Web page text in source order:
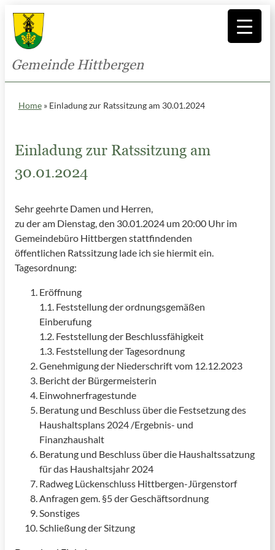
Gemeinde Hittbergen
Home» Einladung zur Ratssitzung am 30.01.2024
Einladung zur Ratssitzung am
30.01.2024
Sehr geehrte Damen und Herren,
zu der am Dienstag, den 30.01.2024 um 20:00 Uhr im
Gemeindebüro Hittbergen stattfindenden
öffentlichen Ratssitzung lade ich sie hiermit ein.
Tagesordnung:
Eröffnung
1.1. Feststellung der ordnungsgemäßen
Einberufung
1.2. Feststellung der Beschlussfähigkeit
1.3. Feststellung der Tagesordnung
Genehmigung der Niederschrift vom 12.12.2023
Bericht der Bürgermeisterin
Einwohnerfragestunde
Beratung und Beschluss über die Festsetzung des
Haushaltsplans 2024 /Ergebnis- und
Finanzhaushalt
Beratung und Beschluss über die Haushaltssatzung
für das Haushaltsjahr 2024
Radweg Lückenschluss Hittbergen-Jürgenstorf
Anfragen gem. §5 der Geschäftsordnung
Sonstiges
Schließung der Sitzung